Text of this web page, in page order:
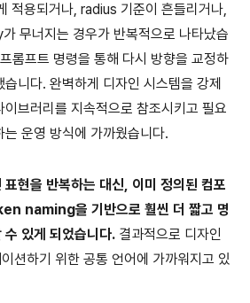
적용되거나, radius 기준이 흔들리거나,
무너지는 경우가 반복적으로 나타났습
롬프트 명령을 통해 다시 방향을 교정하
니다. 완벽하게 디자인 시스템을 강제
브러리를 지속적으로 참조시키고 필요
운영 방식에 가까웠습니다.
표현을 반복하는 대신, 이미 정의된 컴포
naming을 기반으로 훨씬 더 짧고 명
수 있게 되었습니다. 결과적으로 디자인
션하기 위한 공통 언어에 가까워지고 있